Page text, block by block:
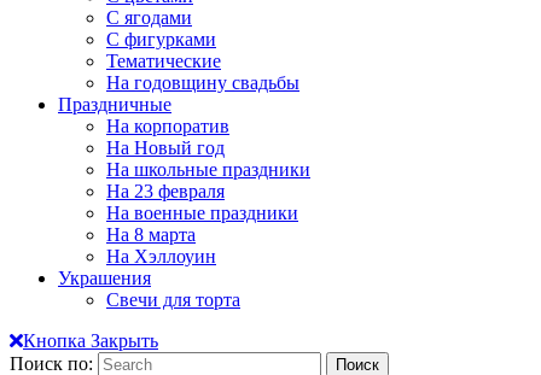
С ягодами
С фигурками
Тематические
На годовщину свадьбы
Праздничные
На корпоратив
На Новый год
На школьные праздники
На 23 февраля
На военные праздники
На 8 марта
На Хэллоуин
Украшения
Свечи для торта
Кнопка Закрыть
Поиск по: